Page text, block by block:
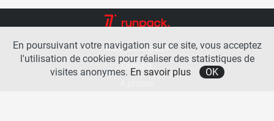
Mentions légales
En poursuivant votre navigation sur ce site, vous acceptez
l'utilisation de cookies pour réaliser des statistiques de
visites anonymes. En savoir plus OK